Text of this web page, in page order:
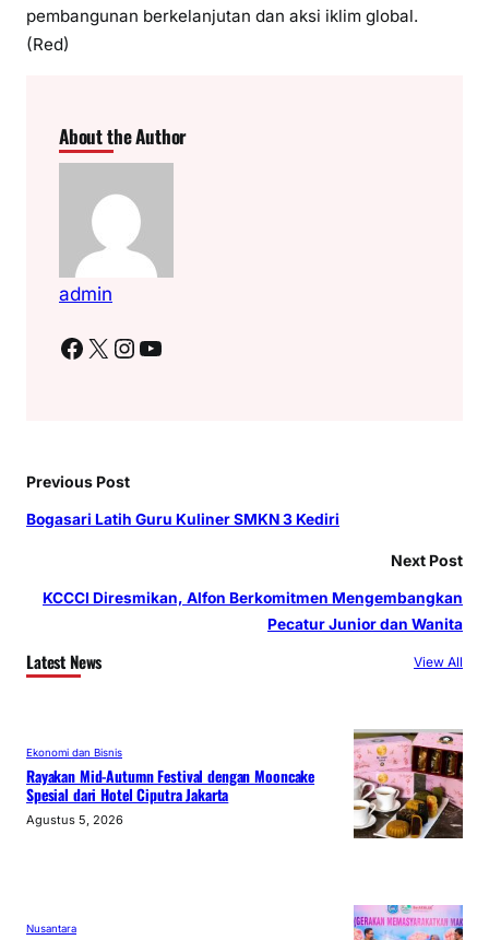
pembangunan berkelanjutan dan aksi iklim global.
(Red)
About the Author
admin
Facebook X Instagram YouTube
Previous Post
Bogasari Latih Guru Kuliner SMKN 3 Kediri
Next Post
KCCCI Diresmikan, Alfon Berkomitmen Mengembangkan
Pecatur Junior dan Wanita
Latest News View All
Ekonomi dan Bisnis
Rayakan Mid-Autumn Festival dengan Mooncake
Spesial dari Hotel Ciputra Jakarta
Agustus 5, 2026
Nusantara